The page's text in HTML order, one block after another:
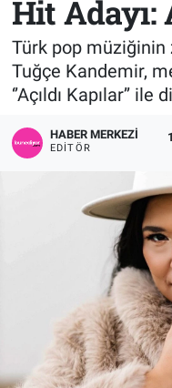
Hit Adayı:
Türk pop
Tuğçe Kandemir,
‘’Açıldı Kapılar’’
HABER MERKEZI
EDITÖR
Spor
Teknoloji
KÜLTÜR SANAT